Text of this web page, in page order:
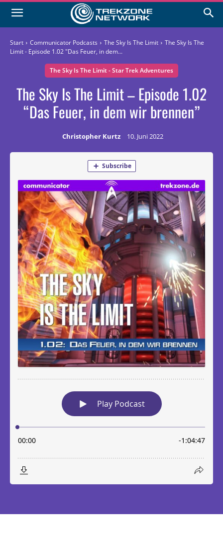
Start Communicator Podcasts The Sky Is The Limit
The Sky Is The
Limit - Episode 1.02 "Das Feuer, in dem...
The Sky Is The Limit - Star Trek Adventures
The Sky Is The Limit – Episode 1.02
“Das Feuer, in dem wir brennen”
Christopher Kurtz 10. Juni 2022